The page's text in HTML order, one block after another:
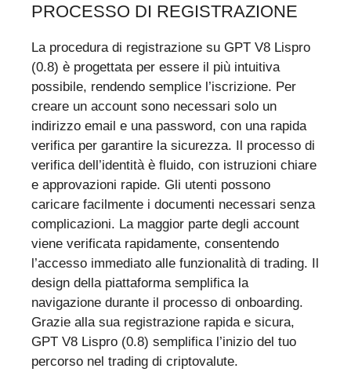
PROCESSO DI REGISTRAZIONE
La procedura di registrazione su GPT V8 Lispro
(0.8) è progettata per essere il più intuitiva
possibile, rendendo semplice l’iscrizione. Per
creare un account sono necessari solo un
indirizzo email e una password, con una rapida
verifica per garantire la sicurezza. Il processo di
verifica dell’identità è fluido, con istruzioni chiare
e approvazioni rapide. Gli utenti possono
caricare facilmente i documenti necessari senza
complicazioni. La maggior parte degli account
viene verificata rapidamente, consentendo
l’accesso immediato alle funzionalità di trading. Il
design della piattaforma semplifica la
navigazione durante il processo di onboarding.
Grazie alla sua registrazione rapida e sicura,
GPT V8 Lispro (0.8) semplifica l’inizio del tuo
percorso nel trading di criptovalute.